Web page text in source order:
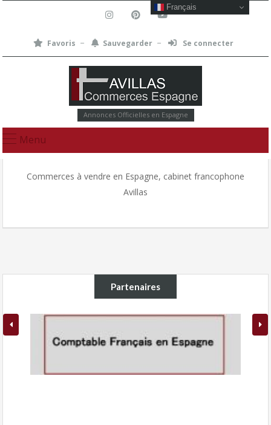
Favoris Sauvegarder Se connecter
Annonces Officielles en Espagne
Menu
Commerces à vendre en Espagne, cabinet francophone
Avillas
Partenaires
Français